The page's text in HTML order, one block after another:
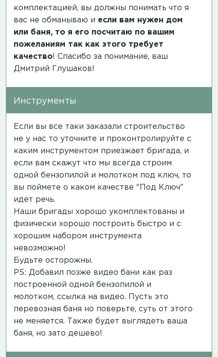
комплектацией, вы должны понимать что я
вас не обманываю и если вам нужен дом
или баня, то я его посчитаю по вашим
пожеланиям так как этого требует
качество! Спасибо за понимание, ваш
Дмитрий Глушаков!
Инструменты
Если вы все таки заказали строительство
не у нас то уточните и проконтролируйте с
каким инструментом приезжает бригада, и
если вам скажут что мы всегда строим
одной бензопилой и молотком под ключ, то
вы поймете о каком качестве "Под Ключ"
идет речь.
Наши бригады хорошо укомплектованы и
физически хорошо построить быстро и с
хорошим набором инструмента
невозможно!
Будьте осторожны.
PS: Добавил позже видео бани как раз
построенной одной бензопилой и
молотком, ссылка на видео. Пусть это
перевозная баня но поверьте, суть от этого
не меняется. Также будет выглядеть ваша
баня, но зато дешево!